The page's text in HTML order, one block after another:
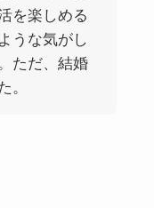
を楽しめる
うな気がし
ただ、結婚
。